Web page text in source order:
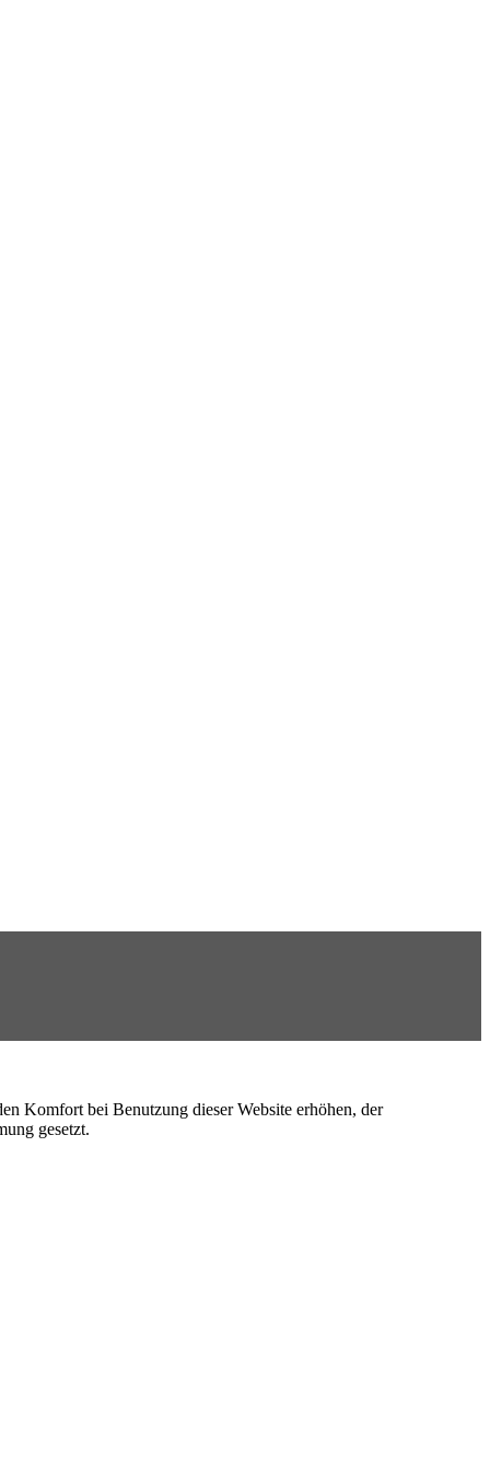
Komfort bei Benutzung dieser Website erhöhen, der
gesetzt.